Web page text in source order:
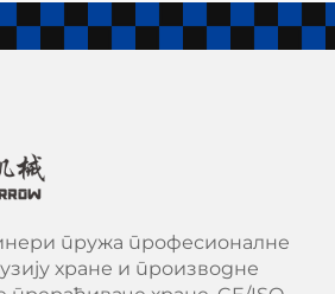
пружа професионалне
хране и производне